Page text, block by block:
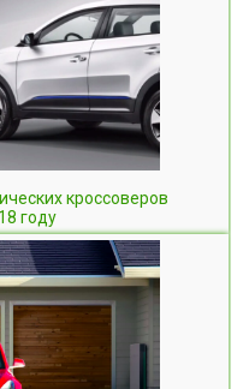
кроссоверов
году